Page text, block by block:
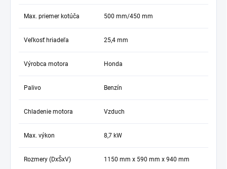
Max. priemer kotúča 500 mm/450 mm
Veľkosť hriadeľa 25,4 mm
Výrobca motora Honda
Palivo Benzín
Chladenie motora Vzduch
Max. výkon 8,7 kW
Rozmery (DxŠxV) 1150 mm x 590 mm x 940 mm